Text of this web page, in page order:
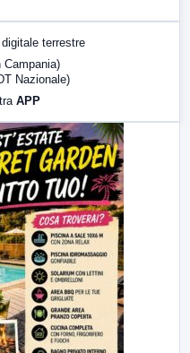
LabNews (replica)
LabNews (replica)
terrestre
Campania)
Nazionale)
APP